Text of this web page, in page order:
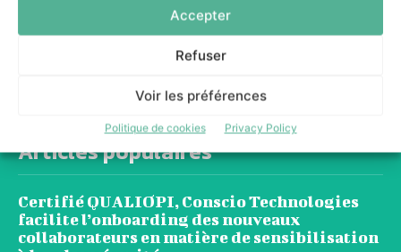
Accepter
Refuser
Voir les préférences
Politique de cookies Privacy Policy
Les entreprises veulent reprendre la
maîtrise de leur IA ITS Group les
accompagne pragmatiquement
plus besoin de l’ombre
Articles populaires
Certifié QUALIOPI, Conscio Technologies
facilite l’onboarding des nouveaux
collaborateurs en matière de sensibilisation